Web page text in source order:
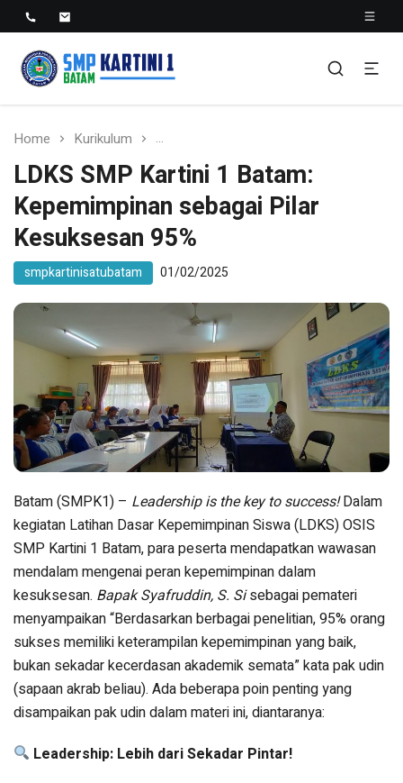
Home Kurikulum LDKS SMP Kartini 1 Batam:
LDKS SMP Kartini 1 Batam:
Kepemimpinan sebagai Pilar
Kesuksesan 95%
smpkartinisatubatam 01/02/2025
Batam (SMPK1) – Leadership is the key to success!Dalam
kegiatan Latihan Dasar Kepemimpinan Siswa (LDKS) OSIS
SMP Kartini 1 Batam, para peserta mendapatkan wawasan
mendalam mengenai peran kepemimpinan dalam
kesuksesan. Bapak Syafruddin, S. Sisebagai pemateri
menyampaikan “Berdasarkan berbagai penelitian, 95% orang
sukses memiliki keterampilan kepemimpinan yang baik,
bukan sekadar kecerdasan akademik semata” kata pak udin
(sapaan akrab beliau). Ada beberapa poin penting yang
disampaikan pak udin dalam materi ini, diantaranya:
Leadership: Lebih dari Sekadar Pintar!